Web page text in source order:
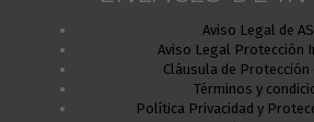
Aviso Legal de
Aviso Legal Protección
Cláusula de Protección
Términos y
Política Privacidad y